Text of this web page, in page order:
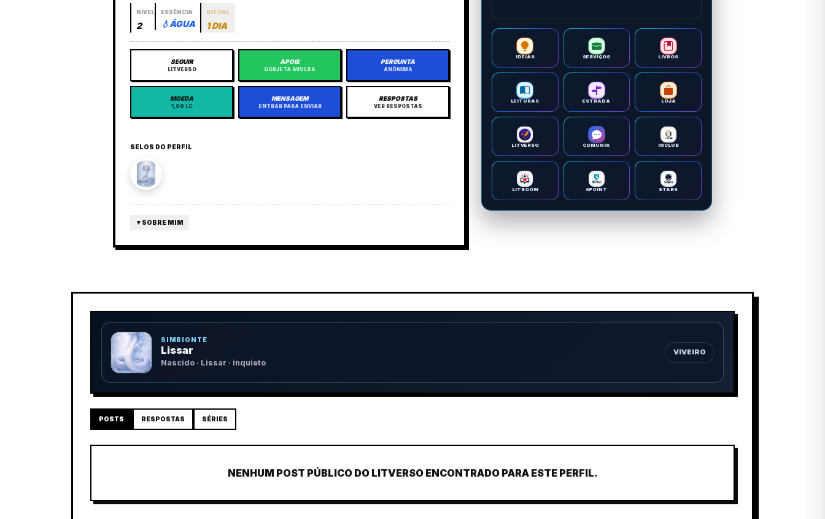
NÍVEL
2
ESSÊNCIA
💧 ÁGUA
RITUAL
1 DIA
SEGUIR
LITVERSO
APOIE
GORJETA AVULSA
PERGUNTA
ANÔNIMA
MOEDA
1,00 LC
MENSAGEM
ENTRAR PARA ENVIAR
RESPOSTAS
VER RESPOSTAS
SELOS DO PERFIL
▼ SOBRE MIM
IDEIAS SERVIÇOS LIVROS
LEITURAS ESTRADA LOJA
LITVERSO COMUNIK INCLUB
LITBOOM 4POINT STARS
SIMBIONTE
Lissar
Nascido · Lissar · inquieto
VIVEIRO
POSTS RESPOSTAS SÉRIES
NENHUM POST PÚBLICO DO LITVERSO ENCONTRADO PARA ESTE PERFIL.